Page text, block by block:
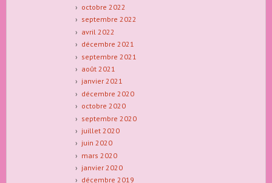
octobre 2022
septembre 2022
avril 2022
décembre 2021
septembre 2021
août 2021
janvier 2021
décembre 2020
octobre 2020
septembre 2020
juillet 2020
juin 2020
mars 2020
janvier 2020
décembre 2019